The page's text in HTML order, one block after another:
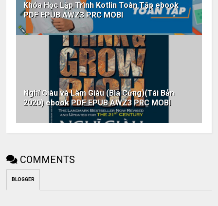
Khóa Học Lập Trình Kotlin Toàn Tập ebook
PDF EPUB AWZ3 PRC MOBI
Nghĩ Giàu và Làm Giàu (Bìa Cứng)(Tái Bản
2020) ebook PDF EPUB AWZ3 PRC MOBI
COMMENTS
BLOGGER